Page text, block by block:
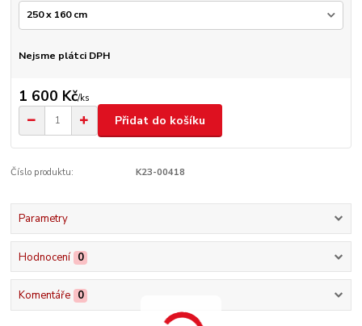
Nejsme plátci DPH
1 600 Kč/ks
Přidat do košíku
Číslo produktu: K23-00418
Parametry
Hodnocení 0
Komentáře 0